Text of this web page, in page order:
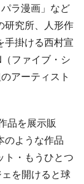
ラ漫画」など
研究所、人形作
手掛ける西村宣
ファイブ・シ
アーティスト
品を展示販
のような作品
ト・もうひとつ
を開けると球